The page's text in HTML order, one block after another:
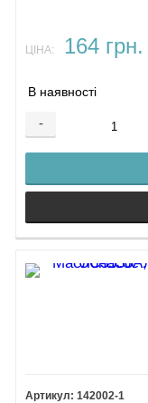
ЦІНА: 164 грн.
В наявності
-
142002-1